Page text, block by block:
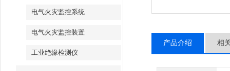
电气火灾监控系统
电气火灾监控装置
工业绝缘检测仪
产品介绍 相